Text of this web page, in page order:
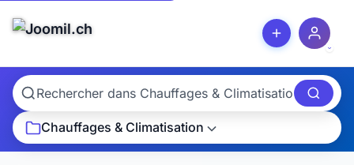
Chauffages & Climatisation